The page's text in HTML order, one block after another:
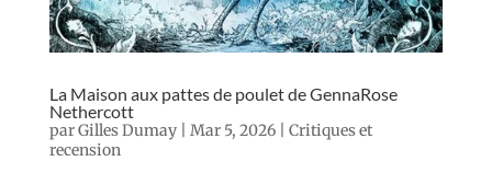
La Maison aux pattes de poulet de GennaRose
Nethercott
parGilles Dumay| Mar 5, 2026| Critiques et
recension